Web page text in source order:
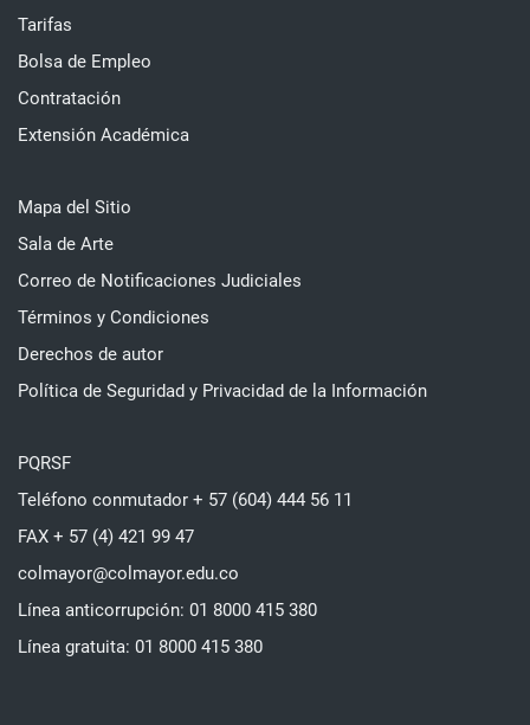
Tarifas
Bolsa de Empleo
Contratación
Extensión Académica
Mapa del Sitio
Sala de Arte
Correo de Notificaciones Judiciales
Términos y Condiciones
Derechos de autor
Política de Seguridad y Privacidad de la Información
PQRSF
Teléfono conmutador + 57 (604) 444 56 11
FAX + 57 (4) 421 99 47
colmayor@colmayor.edu.co
Línea anticorrupción: 01 8000 415 380
Línea gratuita: 01 8000 415 380